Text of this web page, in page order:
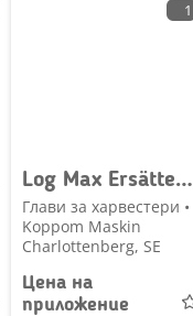
1
Log Max Ersätter Riktningsventil NG6, Rotatorstyrning
Глави за харвестери •
Koppom Maskin
Charlottenberg, SE
Цена на
приложение